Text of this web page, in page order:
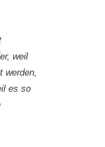
weil
werden,
es so